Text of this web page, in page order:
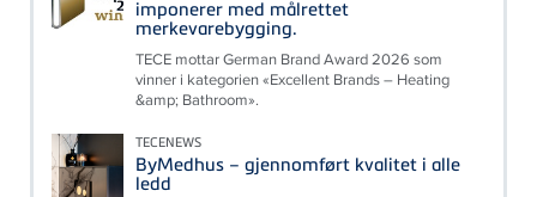
imponerer med målrettet
merkevarebygging.
TECE mottar German Brand Award 2026 som
vinner i kategorien «Excellent Brands – Heating
&amp; Bathroom».
TECENEWS
ByMedhus – gjennomført kvalitet i alle
ledd